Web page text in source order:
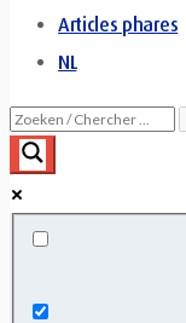
Articles phares
NL